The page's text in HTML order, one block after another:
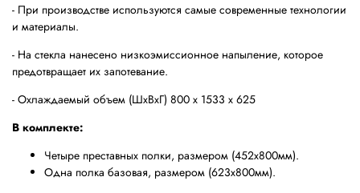
- При производстве используются самые современные технологии
и материалы.
- На стекла нанесено низкоэмиссионное напыление, которое
предотвращает их запотевание.
- Охлаждаемый объем (ШхВхГ) 800 х 1533 х 625
В комплекте:
Четыре преставных полки, размером (452х800мм).
Одна полка базовая, размером (623х800мм).